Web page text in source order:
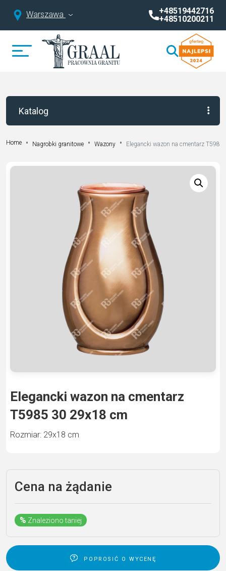
Warszawa
+48519442716
+48510200211
Katalog
Home Nagrobki granitowe Wazony Elegancki wazon na cmentarz
Elegancki wazon na cmentarz
T5985 30 29х18 cm
Rozmiar: 29х18 cm
Cena na żądanie
% Znaleziono taniej
poprosić o wycenę